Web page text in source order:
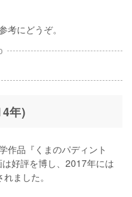
考にどうぞ。
年)
作品『くまのパディント
好評を博し、2017年には
ました。